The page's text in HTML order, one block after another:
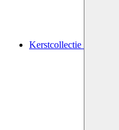
Kerstcollectie